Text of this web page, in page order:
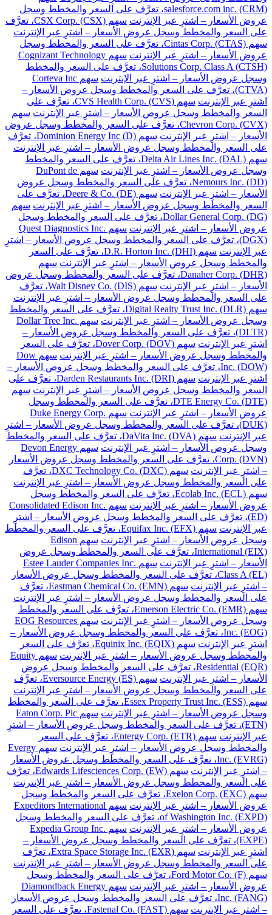
salesforce.com inc. (CRM)، تعرَّف على السعر والمخطط وسجل
عروض الأسعار – اشترِ عبر الإنترنت
سهم CSX Corp. (CSX)، تعرَّف
على السعر والمخطط وسجل عروض الأسعار – اشترِ عبر الإنترنت
سهم Cintas Corp. (CTAS)، تعرَّف على السعر والمخطط وسجل
عروض الأسعار – اشترِ عبر الإنترنت
سهم Cognizant Technology
Solutions Corp. Class A (CTSH)، تعرَّف على السعر والمخطط
وسجل عروض الأسعار – اشترِ عبر الإنترنت
سهم Corteva Inc
(CTVA)، تعرَّف على السعر والمخطط وسجل عروض الأسعار –
اشترِ عبر الإنترنت
سهم CVS Health Corp. (CVS)، تعرَّف على
السعر والمخطط وسجل عروض الأسعار – اشترِ عبر الإنترنت سهم
Chevron Corp. (CVX)، تعرَّف على السعر والمخطط وسجل عروض
الأسعار – اشترِ عبر الإنترنت
سهم Dominion Energy Inc (D)، تعرَّف
على السعر والمخطط وسجل عروض الأسعار – اشترِ عبر الإنترنت
سهم Delta Air Lines Inc. (DAL)، تعرَّف على السعر والمخطط
وسجل عروض الأسعار – اشترِ عبر الإنترنت
سهم DuPont de
Nemours Inc. (DD)، تعرَّف على السعر والمخطط وسجل عروض
الأسعار – اشترِ عبر الإنترنت
سهم Deere & Co. (DE)، تعرَّف على
السعر والمخطط وسجل عروض الأسعار – اشترِ عبر الإنترنت سهم
Dollar General Corp. (DG)، تعرَّف على السعر والمخطط وسجل
عروض الأسعار – اشترِ عبر الإنترنت
سهم Quest Diagnostics Inc.
(DGX)، تعرَّف على السعر والمخطط وسجل عروض الأسعار – اشترِ
عبر الإنترنت
سهم D.R. Horton Inc. (DHI)، تعرَّف على السعر
والمخطط وسجل عروض الأسعار – اشترِ عبر الإنترنت سهم
Danaher Corp. (DHR)، تعرَّف على السعر والمخطط وسجل عروض
الأسعار – اشترِ عبر الإنترنت
سهم Walt Disney Co. (DIS)، تعرَّف
على السعر والمخطط وسجل عروض الأسعار – اشترِ عبر الإنترنت
سهم Digital Realty Trust Inc. (DLR)، تعرَّف على السعر والمخطط
وسجل عروض الأسعار – اشترِ عبر الإنترنت
سهم Dollar Tree Inc.
(DLTR)، تعرَّف على السعر والمخطط وسجل عروض الأسعار –
اشترِ عبر الإنترنت
سهم Dover Corp. (DOV)، تعرَّف على السعر
والمخطط وسجل عروض الأسعار – اشترِ عبر الإنترنت
سهم Dow
Inc. (DOW)، تعرَّف على السعر والمخطط وسجل عروض الأسعار –
اشترِ عبر الإنترنت
سهم Darden Restaurants Inc. (DRI)، تعرَّف على
السعر والمخطط وسجل عروض الأسعار – اشترِ عبر الإنترنت سهم
DTE Energy Co. (DTE)، تعرَّف على السعر والمخطط وسجل
عروض الأسعار – اشترِ عبر الإنترنت
سهم Duke Energy Corp.
(DUK)، تعرَّف على السعر والمخطط وسجل عروض الأسعار – اشترِ
عبر الإنترنت
سهم DaVita Inc. (DVA)، تعرَّف على السعر والمخطط
وسجل عروض الأسعار – اشترِ عبر الإنترنت
سهم Devon Energy
Corp. (DVN)، تعرَّف على السعر والمخطط وسجل عروض الأسعار
– اشترِ عبر الإنترنت
سهم DXC Technology Co. (DXC)، تعرَّف
على السعر والمخطط وسجل عروض الأسعار – اشترِ عبر الإنترنت
سهم Ecolab Inc. (ECL)، تعرَّف على السعر والمخطط وسجل
عروض الأسعار – اشترِ عبر الإنترنت
سهم Consolidated Edison Inc.
(ED)، تعرَّف على السعر والمخطط وسجل عروض الأسعار – اشترِ
عبر الإنترنت
سهم Equifax Inc. (EFX)، تعرَّف على السعر والمخطط
وسجل عروض الأسعار – اشترِ عبر الإنترنت
سهم Edison
International (EIX)، تعرَّف على السعر والمخطط وسجل عروض
الأسعار – اشترِ عبر الإنترنت
سهم Estee Lauder Companies Inc.
Class A (EL)، تعرَّف على السعر والمخطط وسجل عروض الأسعار
– اشترِ عبر الإنترنت
سهم Eastman Chemical Co. (EMN)، تعرَّف
على السعر والمخطط وسجل عروض الأسعار – اشترِ عبر الإنترنت
سهم Emerson Electric Co. (EMR)، تعرَّف على السعر والمخطط
وسجل عروض الأسعار – اشترِ عبر الإنترنت
سهم EOG Resources
Inc. (EOG)، تعرَّف على السعر والمخطط وسجل عروض الأسعار –
اشترِ عبر الإنترنت
سهم Equinix Inc. (EQIX)، تعرَّف على السعر
والمخطط وسجل عروض الأسعار – اشترِ عبر الإنترنت
سهم Equity
Residential (EQR)، تعرَّف على السعر والمخطط وسجل عروض
الأسعار – اشترِ عبر الإنترنت
سهم Eversource Energy (ES)، تعرَّف
على السعر والمخطط وسجل عروض الأسعار – اشترِ عبر الإنترنت
سهم Essex Property Trust Inc. (ESS)، تعرَّف على السعر والمخطط
وسجل عروض الأسعار – اشترِ عبر الإنترنت
سهم Eaton Corp. Plc
(ETN)، تعرَّف على السعر والمخطط وسجل عروض الأسعار – اشترِ
عبر الإنترنت
سهم Entergy Corp. (ETR)، تعرَّف على السعر
والمخطط وسجل عروض الأسعار – اشترِ عبر الإنترنت
سهم Evergy
Inc. (EVRG)، تعرَّف على السعر والمخطط وسجل عروض الأسعار
– اشترِ عبر الإنترنت
سهم Edwards Lifesciences Corp. (EW)، تعرَّف
على السعر والمخطط وسجل عروض الأسعار – اشترِ عبر الإنترنت
سهم Exelon Corp. (EXC)، تعرَّف على السعر والمخطط وسجل
عروض الأسعار – اشترِ عبر الإنترنت
سهم Expeditors International
of Washington Inc. (EXPD)، تعرَّف على السعر والمخطط وسجل
عروض الأسعار – اشترِ عبر الإنترنت
سهم Expedia Group Inc.
(EXPE)، تعرَّف على السعر والمخطط وسجل عروض الأسعار –
اشترِ عبر الإنترنت
سهم Extra Space Storage Inc. (EXR)، تعرَّف
على السعر والمخطط وسجل عروض الأسعار – اشترِ عبر الإنترنت
سهم Ford Motor Co. (F)، تعرَّف على السعر والمخطط وسجل
عروض الأسعار – اشترِ عبر الإنترنت
سهم Diamondback Energy
Inc. (FANG)، تعرَّف على السعر والمخطط وسجل عروض الأسعار
– اشترِ عبر الإنترنت
سهم Fastenal Co. (FAST)، تعرَّف على السعر